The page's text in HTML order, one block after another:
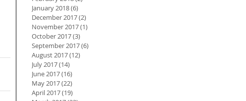
January 2018(6)
December 2017(2)
November 2017(1)
October 2017(3)
September 2017(6)
August 2017(12)
July 2017(14)
June 2017(16)
May 2017(22)
April 2017(19)